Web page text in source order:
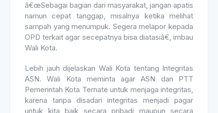
â€œSebagai bagian dari masyarakat, jangan apatis
namun cepat tanggap, misalnya ketika melihat
sampah yang menumpuk. Segera melapor kepada
OPD terkait agar secepatnya bisa diatasiâ€, imbau
Wali Kota.
Lebih jauh dijelaskan Wali Kota tentang Integritas
ASN. Wali Kota meminta agar ASN dan PTT
Pemerintah Kota Ternate untuk menjaga integritas,
karena tanpa disadari integritas menjadi pagar
untuk kita baik secara pribadi maupun secara